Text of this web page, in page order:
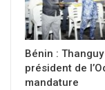
Bénin :
président de
mandature